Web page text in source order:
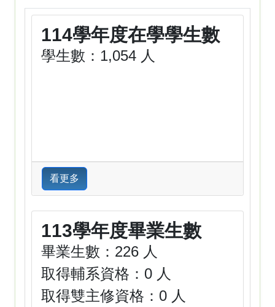
114學年度在學學生數
學生數：1,054 人
看更多
113學年度畢業生數
畢業生數：226 人
取得輔系資格：0 人
取得雙主修資格：0 人